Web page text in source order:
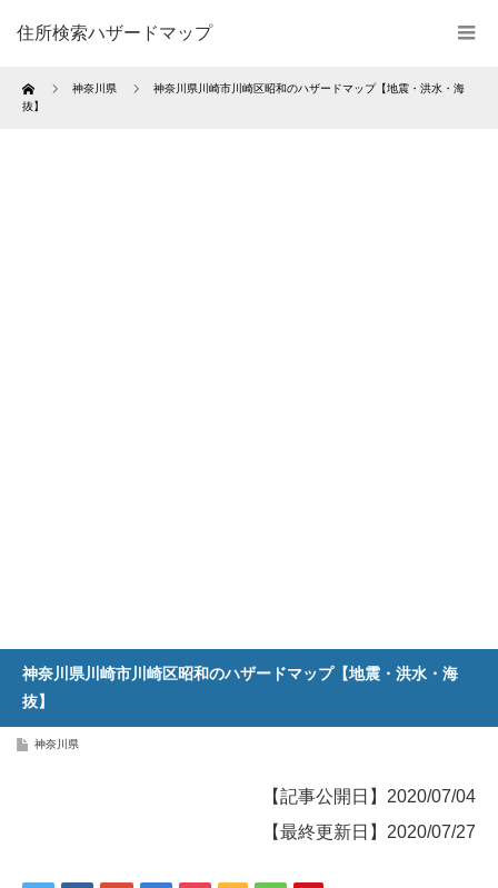
住所検索ハザードマップ
Home 神奈川県
神奈川県川崎市川崎区昭和のハザードマップ【地震・洪水・海
抜】
神奈川県川崎市川崎区昭和のハザードマップ【地震・洪水・海
抜】
神奈川県
【記事公開日】2020/07/04
【最終更新日】2020/07/27